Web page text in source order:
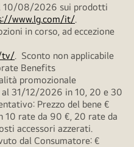
10/08/2026 sui prodotti
www.lg.com/it/.
in corso, ad eccezione
tv/. Sconto non applicabile
Benefits
promozionale
31/12/2026 in 10, 20 e 30
Prezzo del bene €
10 rate da 90 €, 20 rate da
accessori azzerati.
dal Consumatore: €